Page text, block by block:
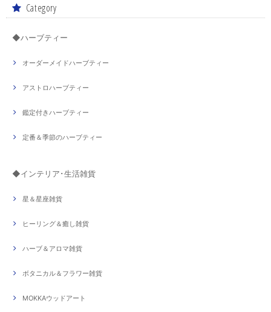
Category
◆ハーブティー
オーダーメイドハーブティー
アストロハーブティー
鑑定付きハーブティー
定番＆季節のハーブティー
◆インテリア･生活雑貨
星＆星座雑貨
ヒーリング＆癒し雑貨
ハーブ＆アロマ雑貨
ボタニカル＆フラワー雑貨
MOKKAウッドアート